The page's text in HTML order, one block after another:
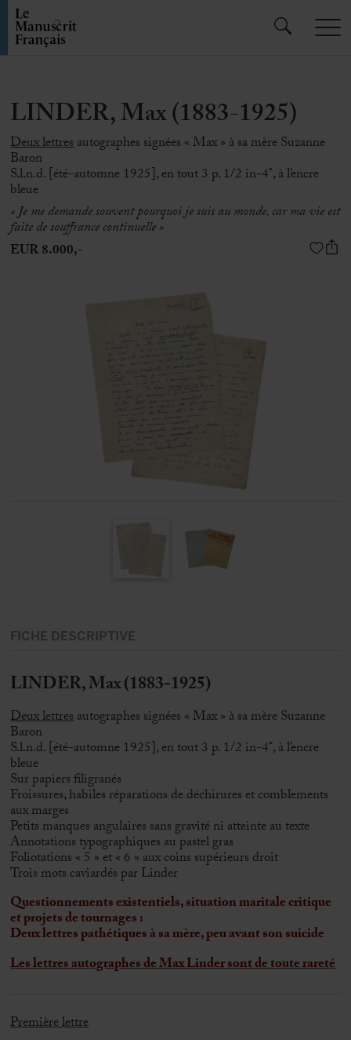
LINDER, Max (1883-1925)
Deux lettresautographes signées « Max » à sa mère Suzanne
Baron
S.l.n.d. [été-automne 1925], en tout 3 p. 1/2 in-4°, à l’encre
bleue
« Je me demande souvent pourquoi je suis au monde, car ma vie est
faite de souffrance continuelle »
EUR 8.000,-
FICHE DESCRIPTIVE
LINDER, Max (1883-1925)
Deux lettresautographes signées « Max » à sa mère Suzanne
Baron
S.l.n.d. [été-automne 1925], en tout 3 p. 1/2 in-4°, à l’encre
bleue
Sur papiers filigranés
Froissures, habiles réparations de déchirures et comblements
aux marges
Petits manques angulaires sans gravité ni atteinte au texte
Annotations typographiques au pastel gras
Foliotations « 5 » et « 6 » aux coins supérieurs droit
Trois mots caviardés par Linder
Questionnements existentiels, situation maritale critique
et projets de tournages :
Deux lettres pathétiques à sa mère, peu avant son suicide
Les lettres autographes de Max Linder sont de toute rareté
Première lettre